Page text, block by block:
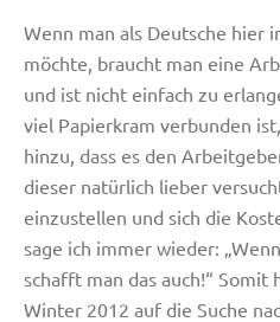
Wenn man als Deutsche hier
möchte, braucht man eine
und ist nicht einfach zu
viel Papierkram verbunden
hinzu, dass es den
dieser natürlich lieber
einzustellen und sich die
sage ich immer wieder:
schafft man das auch!“ Somit
Winter 2012 auf die Suche